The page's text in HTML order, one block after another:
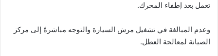
تعمل بعد إطفاء المحرك.
وعدم المبالغة في تشغيل مرش السيارة والتوجه مباشرةً إلى مركز
الصيانة لمعالجة العطل.